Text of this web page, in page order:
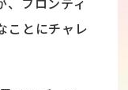
ことにチャレ